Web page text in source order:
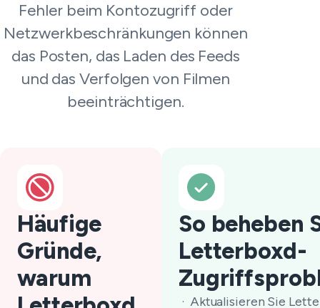
Fehler beim Kontozugriff oder
Netzwerkbeschränkungen können
das Posten, das Laden des Feeds
und das Verfolgen von Filmen
beeinträchtigen.
Häufige
Gründe,
warum
So beheben
Letterboxd-
Aktualisieren Sie